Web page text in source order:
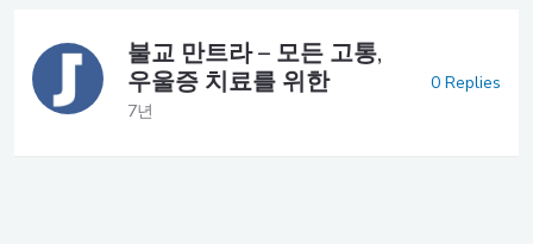
불교 만트라 – 모든 고통,
우울증 치료를 위한
7년
0 Replies